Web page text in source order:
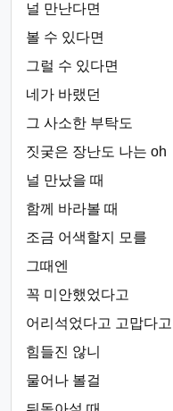
널 만난다면
볼 수 있다면
그럴 수 있다면
네가 바랬던
그 사소한 부탁도
짓궂은 장난도 나는 oh
널 만났을 때
함께 바라볼 때
조금 어색할지 모를
그때엔
꼭 미안했었다고
어리석었다고 고맙다고
힘들진 않니
물어나 볼걸